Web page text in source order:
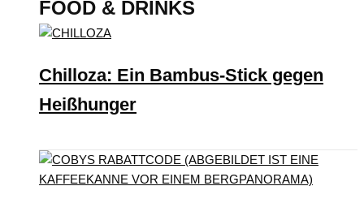
FOOD & DRINKS
Chilloza: Ein Bambus-Stick gegen
Heißhunger